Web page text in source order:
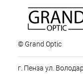
© Grand Optic
г. Пенза ул.